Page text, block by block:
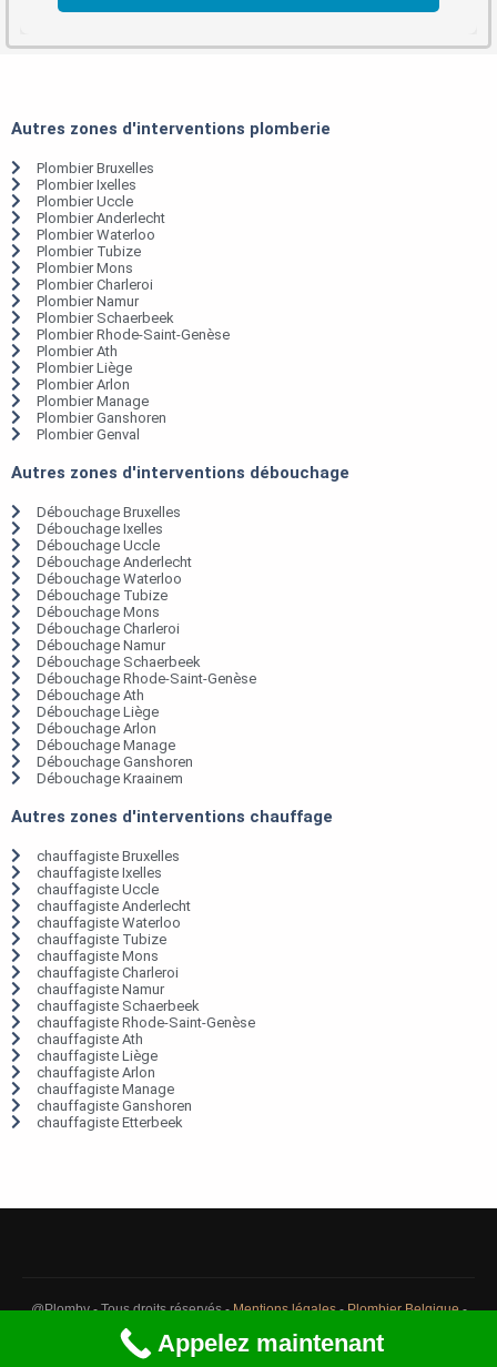
Autres zones d'interventions plomberie
Plombier Bruxelles
Plombier Ixelles
Plombier Uccle
Plombier Anderlecht
Plombier Waterloo
Plombier Tubize
Plombier Mons
Plombier Charleroi
Plombier Namur
Plombier Schaerbeek
Plombier Rhode-Saint-Genèse
Plombier Ath
Plombier Liège
Plombier Arlon
Plombier Manage
Plombier Ganshoren
Plombier Genval
Autres zones d'interventions débouchage
Débouchage Bruxelles
Débouchage Ixelles
Débouchage Uccle
Débouchage Anderlecht
Débouchage Waterloo
Débouchage Tubize
Débouchage Mons
Débouchage Charleroi
Débouchage Namur
Débouchage Schaerbeek
Débouchage Rhode-Saint-Genèse
Débouchage Ath
Débouchage Liège
Débouchage Arlon
Débouchage Manage
Débouchage Ganshoren
Débouchage Kraainem
Autres zones d'interventions chauffage
chauffagiste Bruxelles
chauffagiste Ixelles
chauffagiste Uccle
chauffagiste Anderlecht
chauffagiste Waterloo
chauffagiste Tubize
chauffagiste Mons
chauffagiste Charleroi
chauffagiste Namur
chauffagiste Schaerbeek
chauffagiste Rhode-Saint-Genèse
chauffagiste Ath
chauffagiste Liège
chauffagiste Arlon
chauffagiste Manage
chauffagiste Ganshoren
chauffagiste Etterbeek
@Plomby - Tous droits réservés -Mentions légales-Plombier Belgique-
Débouchage Belgique
Appelez maintenant